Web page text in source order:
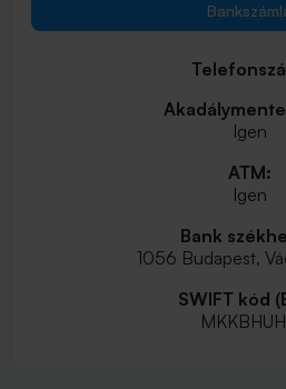
Igen
ATM:
Igen
Bank
1056 Budapest,
SWIFT kód